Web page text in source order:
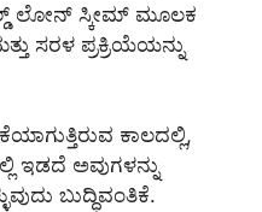
ಲೋನ್ ಸ್ಕೀಮ್ ಮೂಲಕ
ಸರಳ ಪ್ರಕ್ರಿಯೆಯನ್ನು
ಕಾಲದಲ್ಲಿ,
ಇಡದೆ ಅವುಗಳನ್ನು
ಬುದ್ಧಿವಂತಿಕೆ.